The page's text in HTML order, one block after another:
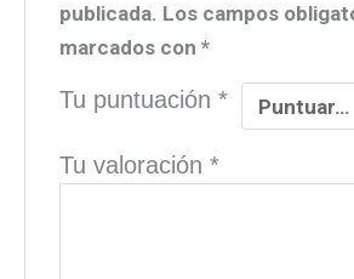
publicada. Los campos
marcados con*
Tu puntuación*
Tu valoración*